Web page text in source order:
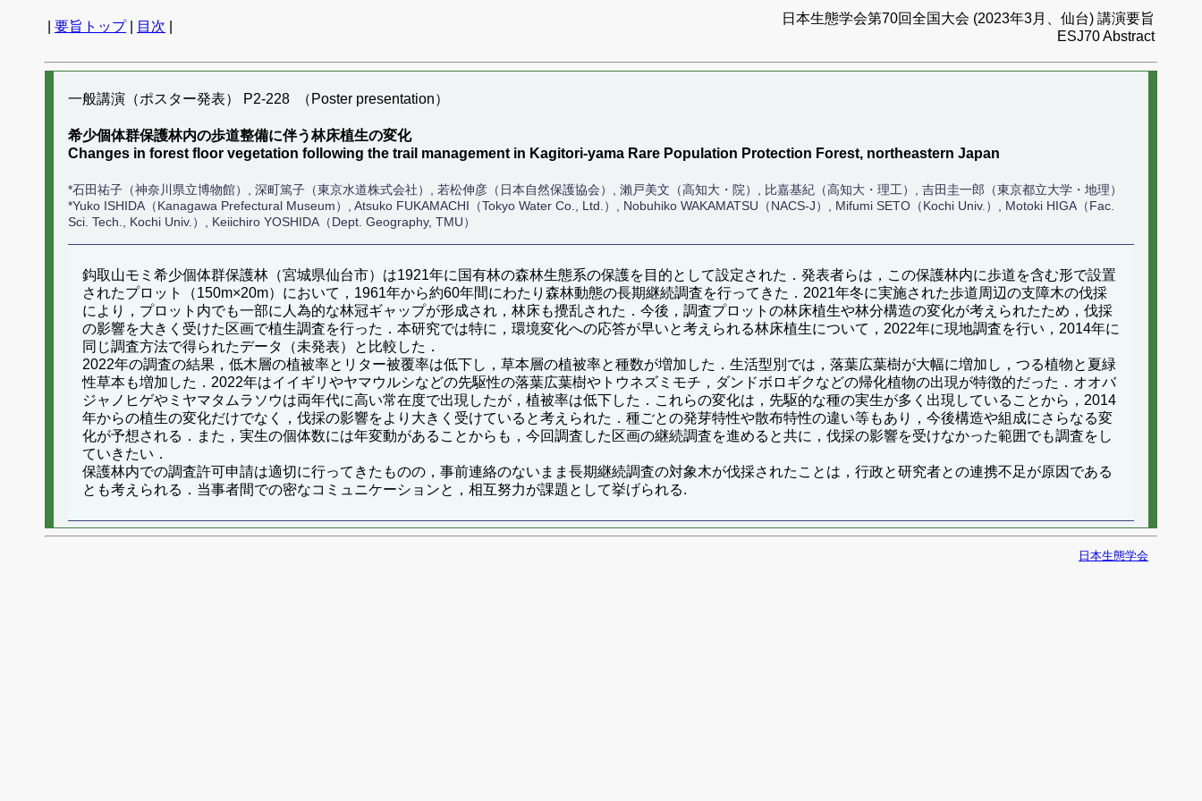
要旨トップ| 目次
日本生態学会第70回全国大会 (2023年3月、仙台) 講演要旨
ESJ70 Abstract
一般講演（ポスター発表） P2-228 （Poster presentation）
希少個体群保護林内の歩道整備に伴う林床植生の変化
Changes in forest floor vegetation following the trail management in Kagitori-yama Rare Population Protection Forest, northeastern Japan
*石田祐子（神奈川県立博物館）, 深町篤子（東京水道株式会社）, 若松伸彦（日本自然保護協会）, 瀨戸美文（高知大・院）, 比嘉基紀（高知大・理工）, 吉田圭一郎（東京都立大学・地理）
*Yuko ISHIDA（Kanagawa Prefectural Museum）, Atsuko FUKAMACHI（Tokyo Water Co., Ltd.）, Nobuhiko WAKAMATSU（NACS-J）, Mifumi SETO（Kochi Univ.）, Motoki HIGA（Fac.
Sci. Tech., Kochi Univ.）, Keiichiro YOSHIDA（Dept. Geography, TMU）
鈎取山モミ希少個体群保護林（宮城県仙台市）は1921年に国有林の森林生態系の保護を目的として設定された．発表者らは，この保護林内に歩道を含む形で設置
されたプロット（150m×20m）において，1961年から約60年間にわたり森林動態の長期継続調査を行ってきた．2021年冬に実施された歩道周辺の支障木の伐採
により，プロット内でも一部に人為的な林冠ギャップが形成され，林床も攪乱された．今後，調査プロットの林床植生や林分構造の変化が考えられたため，伐採
の影響を大きく受けた区画で植生調査を行った．本研究では特に，環境変化への応答が早いと考えられる林床植生について，2022年に現地調査を行い，2014年に
同じ調査方法で得られたデータ（未発表）と比較した．
2022年の調査の結果，低木層の植被率とリター被覆率は低下し，草本層の植被率と種数が増加した．生活型別では，落葉広葉樹が大幅に増加し，つる植物と夏緑
性草本も増加した．2022年はイイギリやヤマウルシなどの先駆性の落葉広葉樹やトウネズミモチ，ダンドボロギクなどの帰化植物の出現が特徴的だった．オオバ
ジャノヒゲやミヤマタムラソウは両年代に高い常在度で出現したが，植被率は低下した．これらの変化は，先駆的な種の実生が多く出現していることから，2014
年からの植生の変化だけでなく，伐採の影響をより大きく受けていると考えられた．種ごとの発芽特性や散布特性の違い等もあり，今後構造や組成にさらなる変
化が予想される．また，実生の個体数には年変動があることからも，今回調査した区画の継続調査を進めると共に，伐採の影響を受けなかった範囲でも調査をし
ていきたい．
保護林内での調査許可申請は適切に行ってきたものの，事前連絡のないまま長期継続調査の対象木が伐採されたことは，行政と研究者との連携不足が原因である
とも考えられる．当事者間での密なコミュニケーションと，相互努力が課題として挙げられる.
日本生態学会